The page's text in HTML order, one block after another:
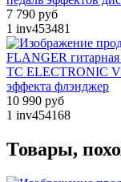
7 790 руб
1 inv453481
TC ELECTRONIC
эффекта флэнджер
10 990 руб
1 inv454168
Товары,